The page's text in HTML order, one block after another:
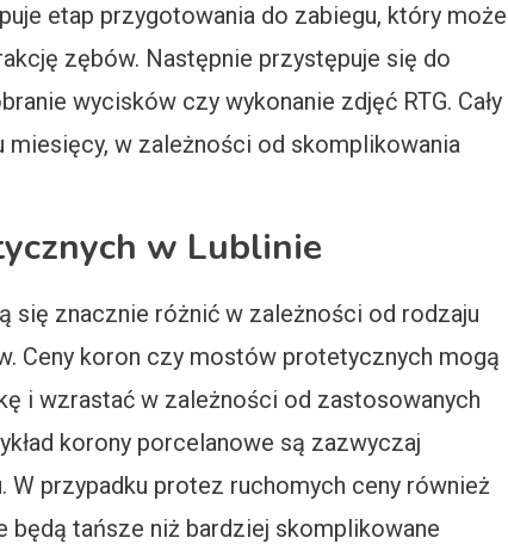
etap przygotowania do zabiegu, który może
zębów. Następnie przystępuje się do
wycisków czy wykonanie zdjęć RTG. Cały
w zależności od skomplikowania
w Lublinie
się znacznie różnić w zależności od rodzaju
Ceny koron czy mostów protetycznych mogą
i wzrastać w zależności od zastosowanych
korony porcelanowe są zazwyczaj
W przypadku protez ruchomych ceny również
tańsze niż bardziej skomplikowane